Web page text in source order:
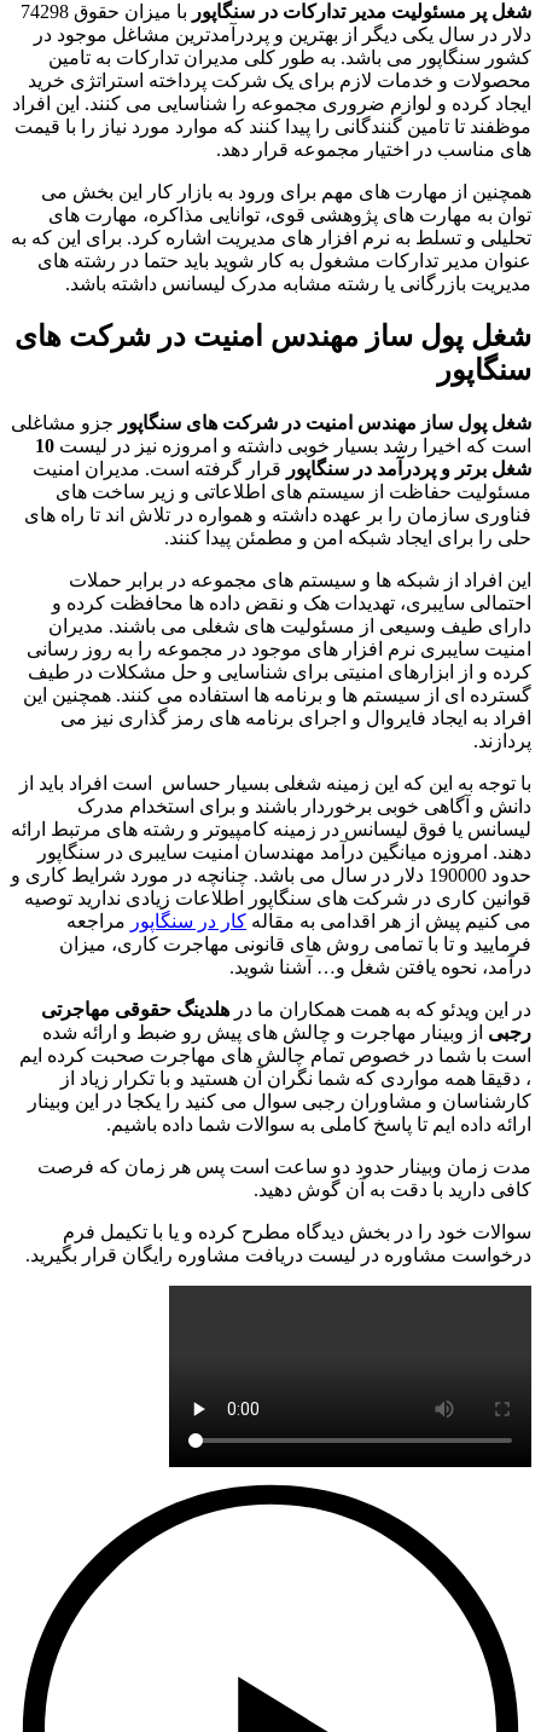
شغل پر مسئولیت مدیر تدارکات در سنگاپور
با میزان حقوق 74298
دلار در سال یکی دیگر از بهترین و پردرآمدترین مشاغل موجود در
کشور سنگاپور می باشد. به طور کلی مدیران تدارکات به تامین
محصولات و خدمات لازم برای یک شرکت پرداخته استراتژی خرید
ایجاد کرده و لوازم ضروری مجموعه را شناسایی می کنند. این افراد
موظفند تا تامین گنندگانی را پیدا کنند که موارد مورد نیاز را با قیمت
های مناسب در اختیار مجموعه قرار دهد.
همچنین از مهارت های مهم برای ورود به بازار کار این بخش می
توان به مهارت های پژوهشی قوی، توانایی مذاکره، مهارت های
تحلیلی و تسلط به نرم افزار های مدیریت اشاره کرد. برای این که به
عنوان مدیر تدارکات مشغول به کار شوید باید حتما در رشته های
مدیریت بازرگانی یا رشته مشابه مدرک لیسانس داشته باشد.
شغل پول ساز مهندس امنیت در شرکت های
سنگاپور
شغل پول ساز مهندس امنیت در شرکت های سنگاپور جزو مشاغلی
است که اخیرا رشد بسیار خوبی داشته و امروزه نیز در لیست 10
شغل برتر و پردرآمد در سنگاپور قرار گرفته است. مدیران امنیت
مسئولیت حفاظت از سیستم های اطلاعاتی و زیر ساخت های
فناوری سازمان را بر عهده داشته و همواره در تلاش اند تا راه های
حلی را برای ایجاد شبکه امن و مطمئن پیدا کنند.
این افراد از شبکه ها و سیستم های مجموعه در برابر حملات
احتمالی سایبری، تهدیدات هک و نقض داده ها محافظت کرده و
دارای طیف وسیعی از مسئولیت های شغلی می باشند. مدیران
امنیت سایبری نرم افزار های موجود در مجموعه را به روز رسانی
کرده و از ابزارهای امنیتی برای شناسایی و حل مشکلات در طیف
گسترده ای از سیستم ها و برنامه ها استفاده می کنند. همچنین این
افراد به ایجاد فایروال و اجرای برنامه های رمز گذاری نیز می
پردازند.
با توجه به این که این زمینه شغلی بسیار حساس است افراد باید از
دانش و آگاهی خوبی برخوردار باشند و برای استخدام مدرک
لیسانس یا فوق لیسانس در زمینه کامپیوتر و رشته های مرتبط ارائه
دهند. امروزه میانگین درآمد مهندسان امنیت سایبری در سنگاپور
حدود 190000 دلار در سال می باشد. چنانچه در مورد شرایط کاری و
قوانین کاری در شرکت های سنگاپور اطلاعات زیادی ندارید توصیه
می کنیم پیش از هر اقدامی به مقاله کار در سنگاپور مراجعه
فرمایید و تا با تمامی روش های قانونی مهاجرت کاری، میزان
درآمد، نحوه یافتن شغل و… آشنا شوید.
در این ویدئو که به همت همکاران ما در هلدینگ حقوقی مهاجرتی
رجبی از وبینار مهاجرت و چالش های پیش رو ضبط و ارائه شده
است با شما در خصوص تمام چالش های مهاجرت صحبت کرده ایم
، دقیقا همه مواردی که شما نگران آن هستید و با تکرار زیاد از
کارشناسان و مشاوران رجبی سوال می کنید را یکجا در این وبینار
ارائه داده ایم تا پاسخ کاملی به سوالات شما داده باشیم.
مدت زمان وبینار حدود دو ساعت است پس هر زمان که فرصت
کافی دارید با دقت به آن گوش دهید.
سوالات خود را در بخش دیدگاه مطرح کرده و یا با تکیمل فرم
درخواست مشاوره در لیست دریافت مشاوره رایگان قرار بگیرید.